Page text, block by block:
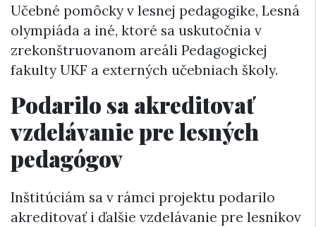
Učebné pomôcky v lesnej pedagogike, Lesná
olympiáda a iné, ktoré sa uskutočnia v
zrekonštruovanom areáli Pedagogickej
fakulty UKF a externých učebniach školy.
Podarilo sa akreditovať
vzdelávanie pre lesných
pedagógov
Inštitúciám sa v rámci projektu podarilo
akreditovať i ďalšie vzdelávanie pre lesníkov